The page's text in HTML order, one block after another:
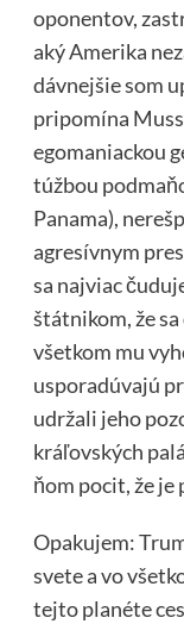
oponentov,
aký Amerika
dávnejšie som
pripomína
egomaniackou
túžbou
Panama),
agresívnym
sa najviac
štátnikom, že
všetkom mu
usporadúvajú
udržali jeho
kráľovských
ňom pocit, že je
Opakujem:
svete a vo
tejto planéte